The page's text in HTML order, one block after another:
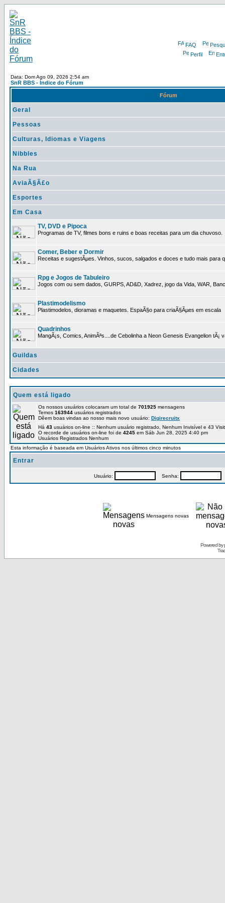
FAQ
Perfil
Data: Dom Ago 09, 2026 2:54 am
SnR BBS - Índice do Fórum
Fórum
Geral
Pessoas
Culturas, Idiomas e Viagens
Nibbles
Na Rua
AviaÃ§Ã£o
Esportes
Em Casa
TV, DVD e Pipoca
Programas de TV, filmes bons e ruins e boas receitas para um dia chuvoso.
Comer, Beber e Dormir
Receitas e sugestÃµes. Vinhos, sucos, salgados e doces e tudo mais para
Rpg e Jogos de Tabuleiro
Jogos com ou sem dados, GURPS, AD&D, Xadrez, jogo da Vida, WAR,
Plastimodelismo
Plastimodelos, dioramas e maquetes. EspaÃ§o para criaÃ§Ãµes em escala
Quadrinhos
MangÃ¡s, Comics, AnimÃªs....de Cebolinha a Neon Genesis Evangelion tÃ¡
Guildas
Cidades
Quem está ligado
Os nossos usuários colocaram um total de 701925 mensagens
Temos 163944 usuários registrados
Dêem boas vindas ao nosso mais novo usuário: Digirecruitx
Há 43 usuários on-line :: Nenhum usuário registrado, Nenhum Invisível e 43
O recorde de usuários on-line foi de 4245 em Sáb Jun 28, 2025 4:40 pm
Usuários Registrados Nenhum
Esta informação é baseada em Usuários Ativos nos últimos cinco minutos
Entrar
Usuário: Senha:
Mensagens novas
Powered by